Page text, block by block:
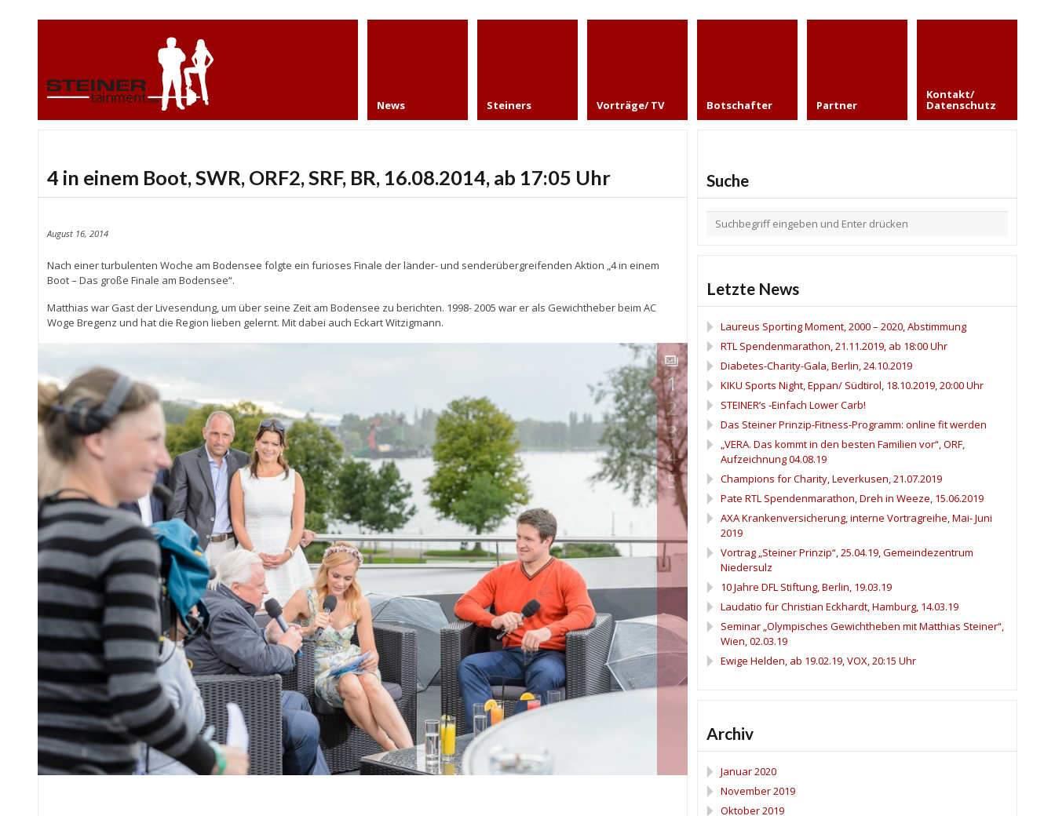
News Steiners Vorträge/ TV Botschafter Partner
Kontakt/
Datenschutz
4 in einem Boot, SWR, ORF2, SRF, BR, 16.08.2014, ab 17:05 Uhr
August 16, 2014
Nach einer turbulenten Woche am Bodensee folgte ein furioses Finale der länder- und senderübergreifenden Aktion „4 in einem
Boot – Das große Finale am Bodensee“.
Matthias war Gast der Livesendung, um über seine Zeit am Bodensee zu berichten. 1998- 2005 war er als Gewichtheber beim AC
Woge Bregenz und hat die Region lieben gelernt. Mit dabei auch Eckart Witzigmann.
1
2
3
4
5
Suche
Letzte News
Laureus Sporting Moment, 2000 – 2020, Abstimmung
RTL Spendenmarathon, 21.11.2019, ab 18:00 Uhr
Diabetes-Charity-Gala, Berlin, 24.10.2019
KIKU Sports Night, Eppan/ Südtirol, 18.10.2019, 20:00 Uhr
STEINER’s -Einfach Lower Carb!
Das Steiner Prinzip-Fitness-Programm: online fit werden
„VERA. Das kommt in den besten Familien vor“, ORF,
Aufzeichnung 04.08.19
Champions for Charity, Leverkusen, 21.07.2019
Pate RTL Spendenmarathon, Dreh in Weeze, 15.06.2019
AXA Krankenversicherung, interne Vortragreihe, Mai- Juni
2019
Vortrag „Steiner Prinzip“, 25.04.19, Gemeindezentrum
Niedersulz
10 Jahre DFL Stiftung, Berlin, 19.03.19
Laudatio für Christian Eckhardt, Hamburg, 14.03.19
Seminar „Olympisches Gewichtheben mit Matthias Steiner“,
Wien, 02.03.19
Ewige Helden, ab 19.02.19, VOX, 20:15 Uhr
Archiv
Januar 2020
November 2019
Oktober 2019